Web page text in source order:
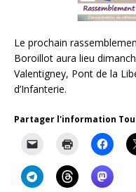
Le prochain
Boroillot aura lieu
Valentigney, Pont de la
d’Infanterie.
Partager l'information